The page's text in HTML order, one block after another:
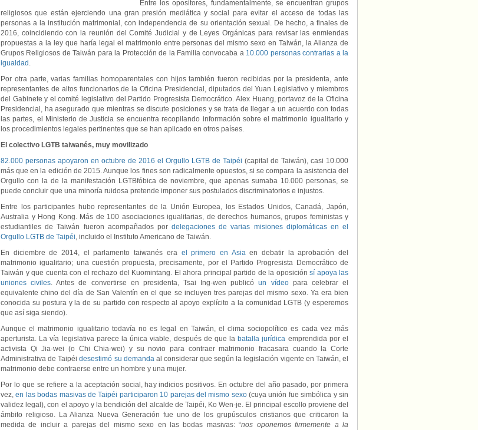
Entre los opositores, fundamentalmente, se encuentran grupos
religiosos que están ejerciendo una gran presión mediática y social para evitar el acceso de todas las
personas a la institución matrimonial, con independencia de su orientación sexual. De hecho, a finales de
2016, coincidiendo con la reunión del Comité Judicial y de Leyes Orgánicas para revisar las enmiendas
propuestas a la ley que haría legal el matrimonio entre personas del mismo sexo en Taiwán, la Alianza de
Grupos Religiosos de Taiwán para la Protección de la Familia convocaba a10.000 personas contrarias a la
igualdad .
Por otra parte, varias familias homoparentales con hijos también fueron recibidas por la presidenta, ante
representantes de altos funcionarios de la Oficina Presidencial, diputados del Yuan Legislativo y miembros
del Gabinete y el comité legislativo del Partido Progresista Democrático. Alex Huang, portavoz de la Oficina
Presidencial, ha asegurado que mientras se discute posiciones y se trata de llegar a un acuerdo con todas
las partes, el Ministerio de Justicia se encuentra recopilando información sobre el matrimonio igualitario y
los procedimientos legales pertinentes que se han aplicado en otros países.
El colectivo LGTB taiwanés, muy movilizado
82.000 personas apoyaron en octubre de 2016 el Orgullo LGTB de Taipéi (capital de Taiwán), casi 10.000
más que en la edición de 2015. Aunque los fines son radicalmente opuestos, si se compara la asistencia del
Orgullo con la de la manifestación LGTBfóbica de noviembre, que apenas sumaba 10.000 personas, se
puede concluir que una minoría ruidosa pretende imponer sus postulados discriminatorios e injustos.
Entre los participantes hubo representantes de la Unión Europea, los Estados Unidos, Canadá, Japón,
Australia y Hong Kong. Más de 100 asociaciones igualitarias, de derechos humanos, grupos feministas y
estudiantiles de Taiwán fueron acompañados por delegaciones de varias misiones diplomáticas en el
Orgullo LGTB de Taipéi, incluido el Instituto Americano de Taiwán.
En diciembre de 2014, el parlamento taiwanés erael primero en Asiaen debatir la aprobación del
matrimonio igualitario; una cuestión propuesta, precisamente, por el Partido Progresista Democrático de
Taiwán y que cuenta con el rechazo del Kuomintang. El ahora principal partido de la oposición sí apoya las
uniones civiles. Antes de convertirse en presidenta, Tsai Ing-wen publicó un vídeopara celebrar el
equivalente chino del día de San Valentín en el que se incluyen tres parejas del mismo sexo. Ya era bien
conocida su postura y la de su partido con respecto al apoyo explícito a la comunidad LGTB (y esperemos
que así siga siendo).
Aunque el matrimonio igualitario todavía no es legal en Taiwán, el clima sociopolítico es cada vez más
aperturista. La vía legislativa parece la única viable, después de que la batalla jurídica emprendida por el
activista Qi Jia-wei (o Chi Chia-wei) y su novio para contraer matrimonio fracasara cuando la Corte
Administrativa de Taipéidesestimó su demandaal considerar que según la legislación vigente en Taiwán, el
matrimonio debe contraerse entre un hombre y una mujer.
Por lo que se refiere a la aceptación social, hay indicios positivos. En octubre del año pasado, por primera
vez,en las bodas masivas de Taipéi participaron 10 parejas del mismo sexo(cuya unión fue simbólica y sin
validez legal), con el apoyo y la bendición del alcalde de Taipéi, Ko Wen-je. El principal escollo proviene del
ámbito religioso. La Alianza Nueva Generación fue uno de los grupúsculos cristianos que criticaron la
medida de incluir a parejas del mismo sexo en las bodas masivas: “nos oponemos firmemente a la